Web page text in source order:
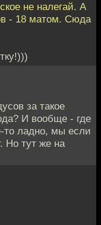
не налегай. А
- 18 матом. Сюда
за такое
И вообще - где
то ладно, мы если
Но тут же на